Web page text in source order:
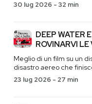
30 lug 2026 - 32 min
DEEP WATER
ROVINARVI LE
Meglio di un film su un
disastro aereo che
23 lug 2026 - 27 min